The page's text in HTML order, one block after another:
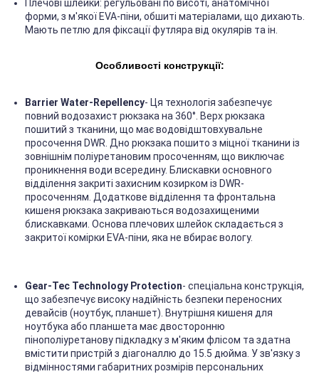
Плечові шлейки: регульовані по висоті, анатомічної
форми, з м'якої EVA-піни, обшиті матеріалами, що дихають.
Мають петлю для фіксації футляра від окулярів та ін.
Особливості конструкції:
Barrier Water-Repellency- Ця технологія забезпечує
повний водозахист рюкзака на 360°. Верх рюкзака
пошитий з тканини, що має водовідштовхувальне
просочення DWR. Дно рюкзака пошито з міцної тканини із
зовнішнім поліуретановим просоченням, що виключає
проникнення води всередину. Блискавки основного
відділення закриті захисним козирком із DWR-
просоченням. Додаткове відділення та фронтальна
кишеня рюкзака закриваються водозахищеними
блискавками. Основа плечових шлейок складається з
закритої комірки EVA-піни, яка не вбирає вологу.
Gear-Tec Technology Protection- спеціальна конструкція,
що забезпечує високу надійність безпеки переносних
девайсів (ноутбук, планшет). Внутрішня кишеня для
ноутбука або планшета має двосторонню
пінополіуретанову підкладку з м'яким флісом та здатна
вмістити пристрій з діагоналлю до 15.5 дюйма. У зв'язку з
відмінностями габаритних розмірів персональних